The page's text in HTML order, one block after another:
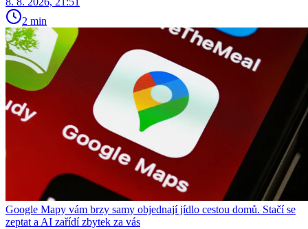
2 min
Google Mapy vám brzy samy objednají jídlo cestou domů. Stačí se
zeptat a AI zařídí zbytek za vás